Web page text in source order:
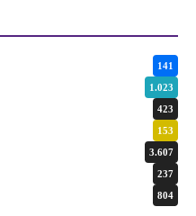
141
1.023
423
153
3.607
237
804